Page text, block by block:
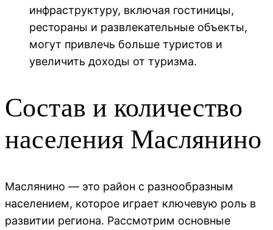
инфраструктуру, включая гостиницы,
рестораны и развлекательные объекты,
могут привлечь больше туристов и
увеличить доходы от туризма.
Состав и количество
населения Маслянино
Маслянино — это район с разнообразным
населением, которое играет ключевую роль в
развитии региона. Рассмотрим основные